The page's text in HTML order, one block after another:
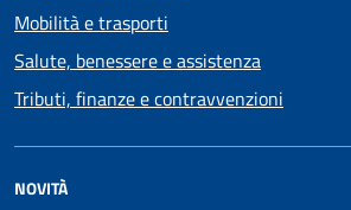
Mobilità e trasporti
Salute, benessere e assistenza
Tributi, finanze e contravvenzioni
NOVITÀ